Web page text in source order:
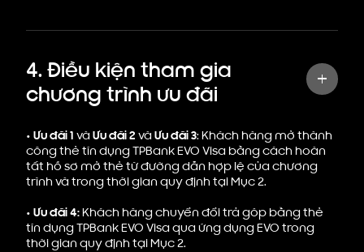
4. Điều kiện tham gia
chương trình ưu đãi
• Ưu đãi 1 vàƯu đãi 2 vàƯu đãi 3: Khách hàng mở thành
công thẻ tín dụng TPBank EVO Visa bằng cách hoàn
tất hồ sơ mở thẻ từ đường dẫn hợp lệ của chương
trình và trong thời gian quy định tại Mục 2.
• Ưu đãi 4:Khách hàng chuyển đổi trả góp bằng thẻ
tín dụng TPBank EVO Visa qua ứng dụng EVO trong
thời gian quy định tại Mục 2.